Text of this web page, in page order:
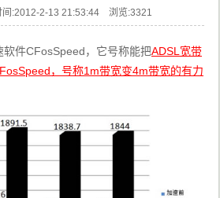
:2012-2-13 21:53:44 浏览:3321
件CFosSpeed，它号称能把ADSL宽带
，号称1m带宽变4m带宽的有力